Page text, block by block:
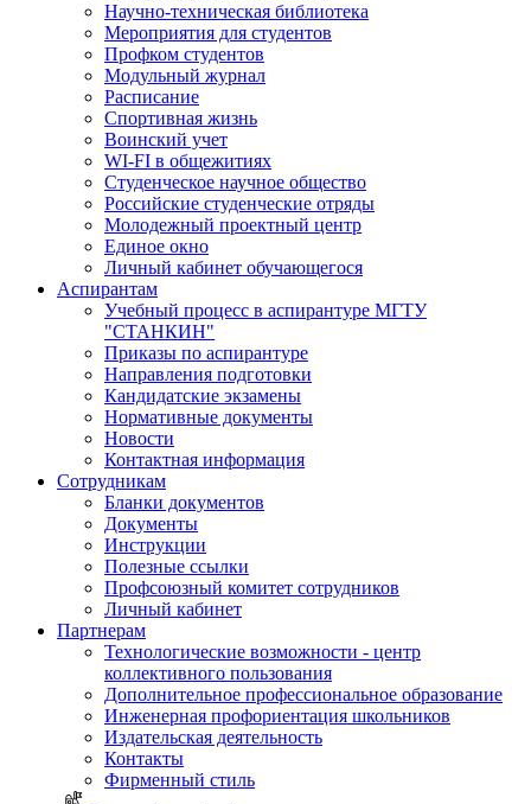
Научно-техническая библиотека
Мероприятия для студентов
Профком студентов
Модульный журнал
Расписание
Спортивная жизнь
Воинский учет
WI-FI в общежитиях
Студенческое научное общество
Российские студенческие отряды
Молодежный проектный центр
Единое окно
Личный кабинет обучающегося
Аспирантам
Учебный процесс в аспирантуре МГТУ
"СТАНКИН"
Приказы по аспирантуре
Направления подготовки
Кандидатские экзамены
Нормативные документы
Новости
Контактная информация
Сотрудникам
Бланки документов
Документы
Инструкции
Полезные ссылки
Профсоюзный комитет сотрудников
Личный кабинет
Партнерам
Технологические возможности - центр
коллективного пользования
Дополнительное профессиональное образование
Инженерная профориентация школьников
Издательская деятельность
Контакты
Фирменный стиль